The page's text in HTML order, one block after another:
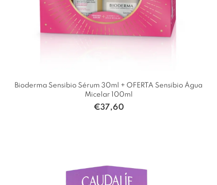
Bioderma Sensibio Sérum 30ml + OFERTA Sensibio Água
Micelar 100ml
€37,60